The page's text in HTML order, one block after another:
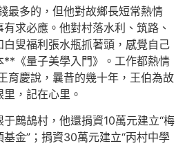
最多的，但他對故鄉長短常熱情
求必應。他對村落水利、筑路、
叟福利張水瓶抓著頭，感覺自己
**《量子美學入門》。工作都熱情
育慶說，曩昔的幾十年，王伯為故
，記在心里。
鷓鴣村，他還捐資10萬元建立“梅
金”；捐資30萬元建立“丙村中學